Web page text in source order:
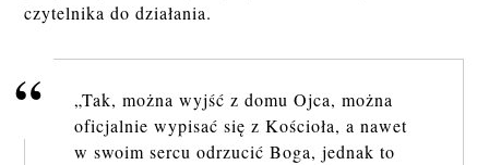
czytelnika do działania.
„Tak, można wyjść z domu Ojca, można
oficjalnie wypisać się z Kościoła, a nawet
w swoim sercu odrzucić Boga, jednak to